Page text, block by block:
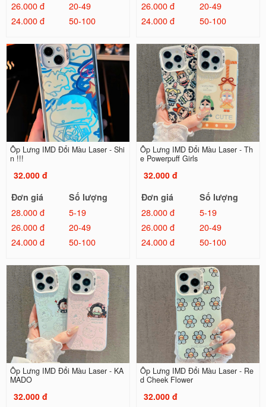
26.000 đ
20-49
24.000 đ
50-100
26.000 đ
20-49
24.000 đ
50-100
Ốp Lưng IMD Đổi Màu Laser - Shi
n !!!
32.000 đ
Đơn giá
Số lượng
28.000 đ
5-19
26.000 đ
20-49
24.000 đ
50-100
Ốp Lưng IMD Đổi Màu Laser - Th
e Powerpuff Girls
32.000 đ
Đơn giá
Số lượng
28.000 đ
5-19
26.000 đ
20-49
24.000 đ
50-100
Ốp Lưng IMD Đổi Màu Laser - KA
MADO
32.000 đ
Ốp Lưng IMD Đổi Màu Laser - Re
d Cheek Flower
32.000 đ